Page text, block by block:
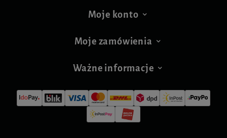
Moje konto
Moje zamówienia
Ważne informacje